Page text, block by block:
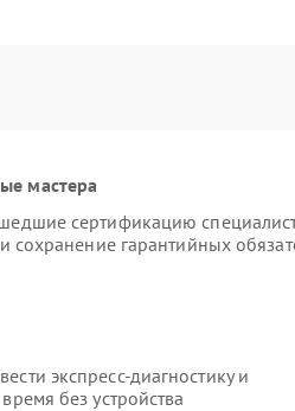
мастера
сертификацию
сохранение гарантийных
экспресс-диагностику и
без устройства